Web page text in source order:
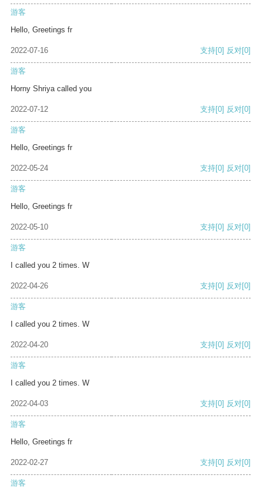
游客
Hello, Greetings fr
2022-07-16 支持[0] 反对[0]
游客
Horny Shriya called you
2022-07-12 支持[0] 反对[0]
游客
Hello, Greetings fr
2022-05-24 支持[0] 反对[0]
游客
Hello, Greetings fr
2022-05-10 支持[0] 反对[0]
游客
I called you 2 times. W
2022-04-26 支持[0] 反对[0]
游客
I called you 2 times. W
2022-04-20 支持[0] 反对[0]
游客
I called you 2 times. W
2022-04-03 支持[0] 反对[0]
游客
Hello, Greetings fr
2022-02-27 支持[0] 反对[0]
游客